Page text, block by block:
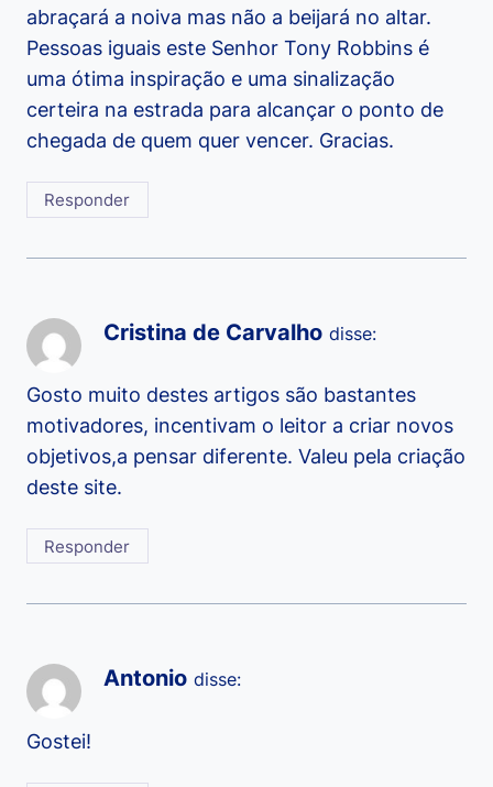
abraçará a noiva mas não a beijará no altar.
Pessoas iguais este Senhor Tony Robbins é
uma ótima inspiração e uma sinalização
certeira na estrada para alcançar o ponto de
chegada de quem quer vencer. Gracias.
Responder
Cristina de Carvalho disse:
Gosto muito destes artigos são bastantes
motivadores, incentivam o leitor a criar novos
objetivos,a pensar diferente. Valeu pela criação
deste site.
Responder
Antonio disse:
Gostei!